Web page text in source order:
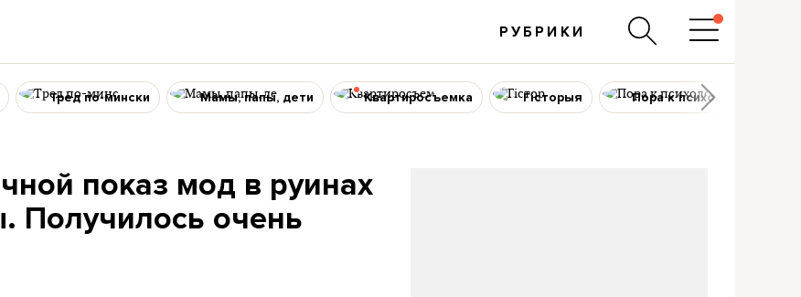
РУБРИКИ
Тред по-мински Мамы, папы, дети Квартиросъемка Гісторыя Пора к психологу
показ мод в руинах
Получилось очень